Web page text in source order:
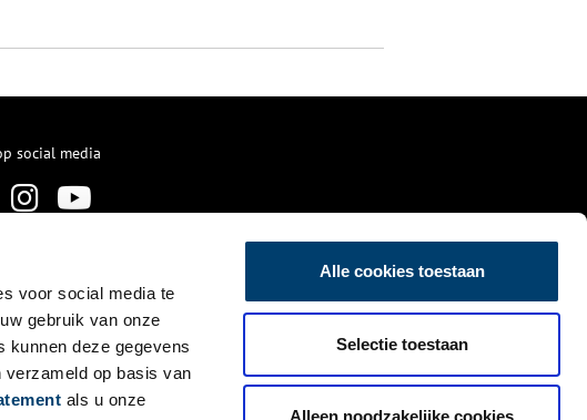
voor social media te
gebruik van onze
kunnen deze gegevens
verzameld op basis van
als u onze
Alle cookies toestaan
Selectie toestaan
Alleen noodzakelijke cookies
social media